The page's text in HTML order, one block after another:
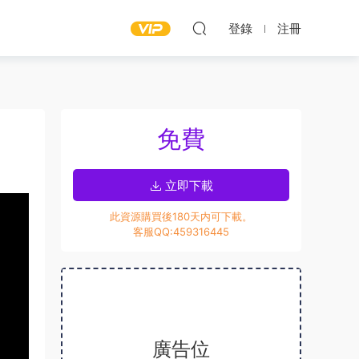
登錄 注冊
免費
立即下載
此資源購買後180天内可下載。
客服QQ:459316445
廣告位